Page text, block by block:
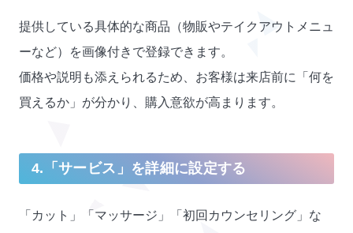
提供している具体的な商品（物販やテイクアウトメニュ
ーなど）を画像付きで登録できます。
価格や説明も添えられるため、お客様は来店前に「何を
買えるか」が分かり、購入意欲が高まります。
4.「サービス」を詳細に設定する
「カット」「マッサージ」「初回カウンセリング」な